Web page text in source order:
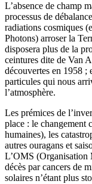
L’absence de champ
processus de
radiations cosmiques
Photons) arroser la
disposera plus de la
ceintures dite de Van
découvertes en 1958 ;
particules qui nous
l’atmosphère.
Les prémices de
place : le changement
humaines), les
autres ouragans et
L’OMS (Organisation
décès par cancers de
solaires n’étant plus